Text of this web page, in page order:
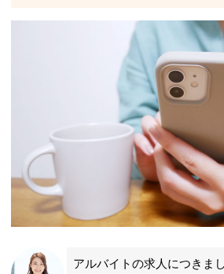
アルバイトの求人につきま